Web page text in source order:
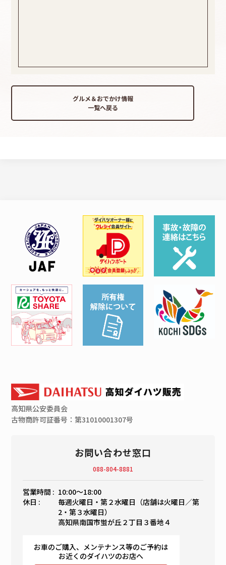
グルメ＆おでかけ情報
一覧へ戻る
高知県公安委員会
古物商許可証番号：第31010001307号
お問い合わせ窓口
088-804-8881
営業時間 : 10:00〜18:00
休日 :
毎週火曜日・第２水曜日（店舗は火曜日／第
2・第３水曜日）
高知県南国市蛍が丘２丁目３番地４
お車のご購入、メンテナンス等のご予約は
お近くのダイハツのお店へ